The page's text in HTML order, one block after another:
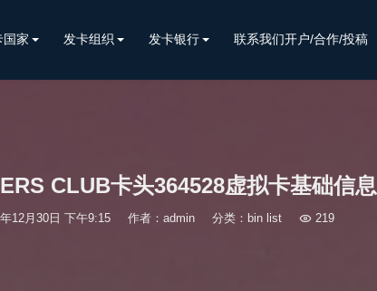
国家 发卡组织 发卡银行 联系我们开户/合作/投稿
CLUB卡头364528虚拟卡基础信息
12月30日 下午9:15 作者：admin 分类： bin list 219